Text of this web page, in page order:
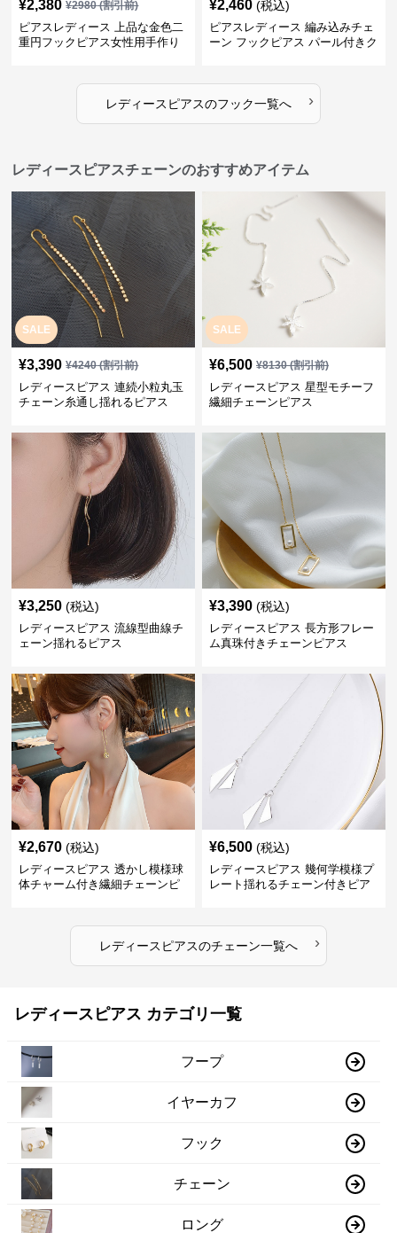
¥2,380 ¥2980(割引前)
ピアスレディース 上品な金色二
重円フックピアス女性用手作り
¥2,460 (税込)
ピアスレディース 編み込みチェ
ーン フックピアス パール付きク
レディースピアスのフック一覧へ ›
レディースピアスチェーンのおすすめアイテム
SALE
¥3,390 ¥4240(割引前)
レディースピアス 連続小粒丸玉
チェーン糸通し揺れるピアス
SALE
¥6,500 ¥8130(割引前)
レディースピアス 星型モチーフ
繊細チェーンピアス
¥3,250 (税込)
レディースピアス 流線型曲線チ
ェーン揺れるピアス
¥3,390 (税込)
レディースピアス 長方形フレー
ム真珠付きチェーンピアス
¥2,670 (税込)
レディースピアス 透かし模様球
体チャーム付き繊細チェーンピ
¥6,500 (税込)
レディースピアス 幾何学模様プ
レート揺れるチェーン付きピア
レディースピアスのチェーン一覧へ ›
レディースピアス カテゴリ一覧
フープ
イヤーカフ
フック
チェーン
ロング